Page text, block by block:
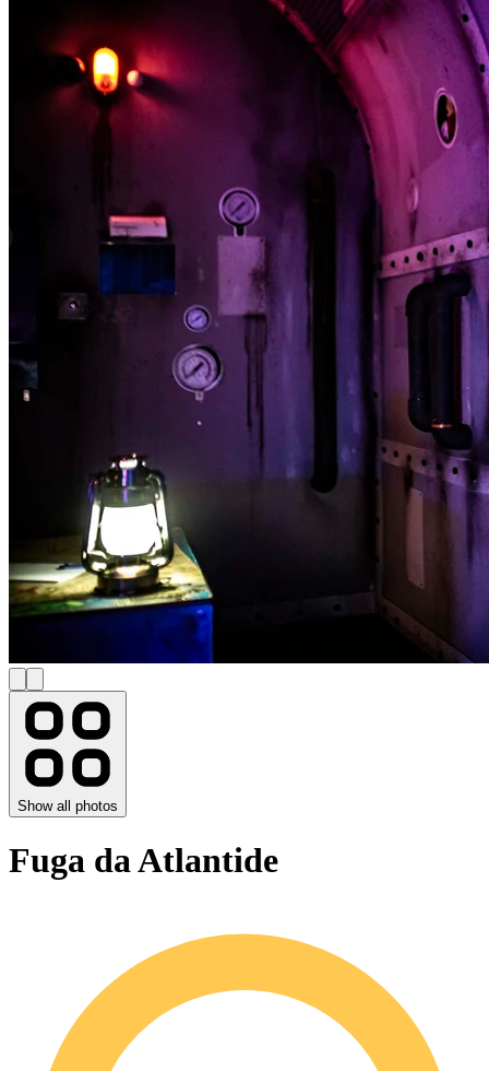
Show all photos
Fuga da Atlantide